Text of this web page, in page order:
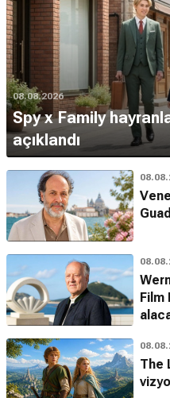
08.08.2026
Spy x Family
açıklandı
The